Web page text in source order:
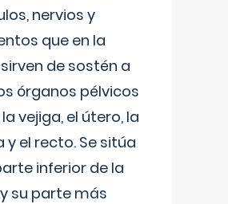
nervios y
que en la
de sostén a
órganos pélvicos
vejiga, el útero, la
y el recto. Se sitúa
inferior de la
su parte más